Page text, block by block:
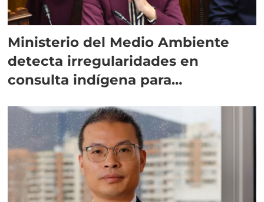
Ministerio del Medio Ambiente
detecta irregularidades en
consulta indígena para